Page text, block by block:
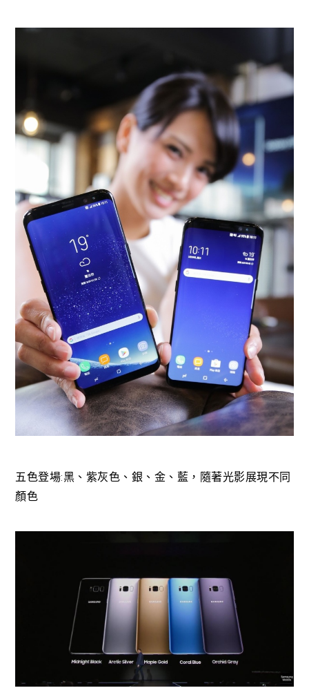
五色登場:黑、紫灰色、銀、金、藍，隨著光影展現不同
顏色